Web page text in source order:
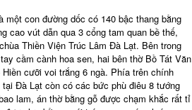
con đường dốc có 140 bậc thang bằng
cao vút dẫn qua 3 cổng tam quan bề thế,
Thiền Viện Trúc Lâm Đà Lạt. Bên trong
cầm cành hoa sen, hai bên thờ Bồ Tát Văn
cưỡi voi trắng 6 ngà. Phía trên chính
Đà Lạt còn có các bức phù điêu 8 tướng
lam, án thờ bằng gỗ được chạm khắc rất tỉ